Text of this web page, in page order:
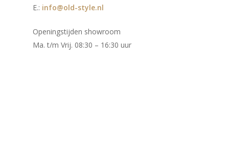
E.: info@old-style.nl
Openingstijden showroom
Ma. t/m Vrij. 08:30 – 16:30 uur